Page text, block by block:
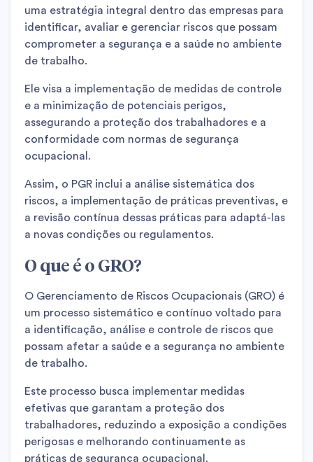
uma estratégia integral dentro das empresas para
identificar, avaliar e gerenciar riscos que possam
comprometer a segurança e a saúde no ambiente
de trabalho.
Ele visa a implementação de medidas de controle
e a minimização de potenciais perigos,
assegurando a proteção dos trabalhadores e a
conformidade com normas de segurança
ocupacional.
Assim, o PGR inclui a análise sistemática dos
riscos, a implementação de práticas preventivas, e
a revisão contínua dessas práticas para adaptá-las
a novas condições ou regulamentos.
O que é o GRO?
O Gerenciamento de Riscos Ocupacionais (GRO) é
um processo sistemático e contínuo voltado para
a identificação, análise e controle de riscos que
possam afetar a saúde e a segurança no ambiente
de trabalho.
Este processo busca implementar medidas
efetivas que garantam a proteção dos
trabalhadores, reduzindo a exposição a condições
perigosas e melhorando continuamente as
práticas de segurança ocupacional.